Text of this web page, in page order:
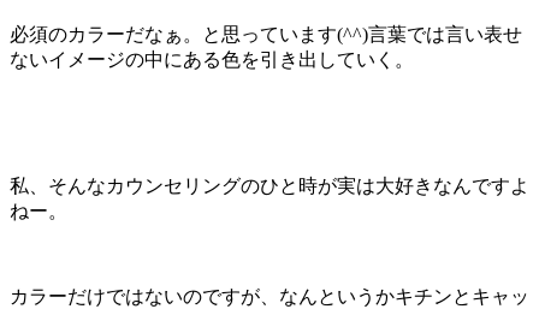
必須のカラーだなぁ。と思っています(^^)言葉では言い表せ
ないイメージの中にある色を引き出していく。
私、そんなカウンセリングのひと時が実は大好きなんですよ
ねー。
カラーだけではないのですが、なんというかキチンとキャッ